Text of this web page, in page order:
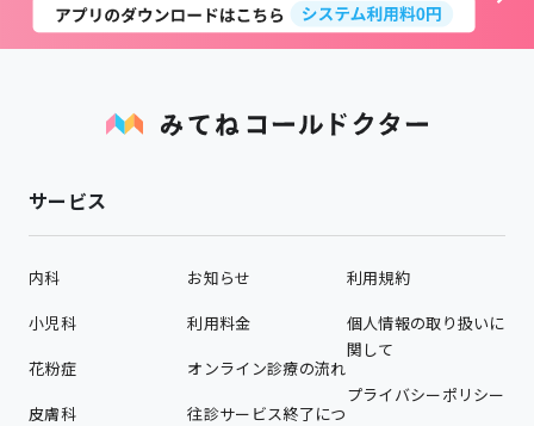
サービス
内科
小児科
花粉症
皮膚科
お知らせ
利用料金
オンライン診療の流れ
往診サービス終了につ
利用規約
個人情報の取り扱いに
関して
プライバシーポリシー